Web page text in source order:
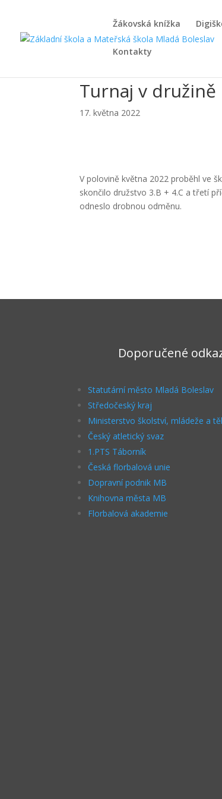
Žákovská knížka
Kontakty
Turnaj v družině
17. května 2022
V polovině května 2022 proběhl ve
skončilo družstvo 3.B + 4.C a třetí
odneslo drobnou odměnu.
Doporučené
Statutární město Mladá Boleslav
Středočeský kraj
Ministerstvo školství, mládeže a
Český atletický svaz
1.PTS Táborník
Česká florbalová unie
Dopravní podnik MB
Knihovna města MB
Florbalová akademie